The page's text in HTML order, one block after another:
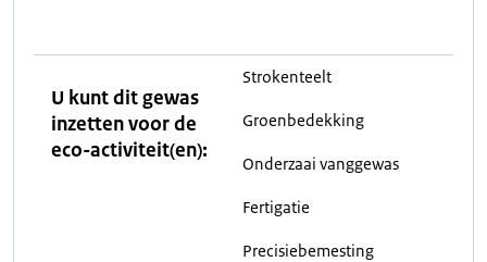
U kunt dit gewas
inzetten voor de
eco-activiteit(en):
Strokenteelt
Groenbedekking
Onderzaai vanggewas
Fertigatie
Precisiebemesting